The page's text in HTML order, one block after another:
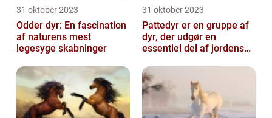
31 oktober 2023
Odder dyr: En fascination
af naturens mest
legesyge skabninger
31 oktober 2023
Pattedyr er en gruppe af
dyr, der udgør en
essentiel del af jordens